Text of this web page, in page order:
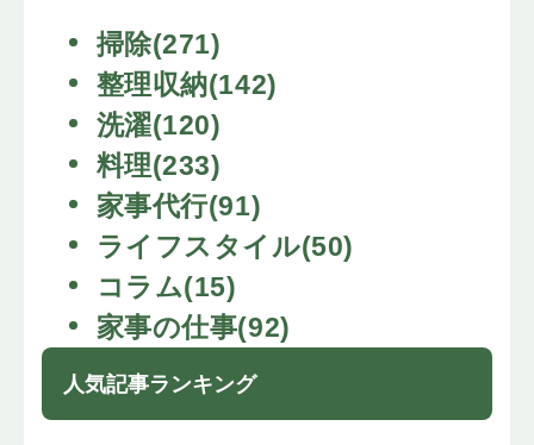
掃除(271)
整理収納(142)
洗濯(120)
料理(233)
家事代行(91)
ライフスタイル(50)
コラム(15)
家事の仕事(92)
人気記事ランキング